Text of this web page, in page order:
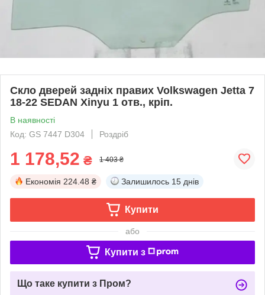
Скло дверей задніх правих Volkswagen Jetta 7
18-22 SEDAN Xinyu 1 отв., кріп.
В наявності
Код: GS 7447 D304
Роздріб
1 178,52 ₴ 1 403 ₴
Економія 224.48 ₴ Залишилось 15 днів
Купити
або
Купити з
Що таке купити з Пром?